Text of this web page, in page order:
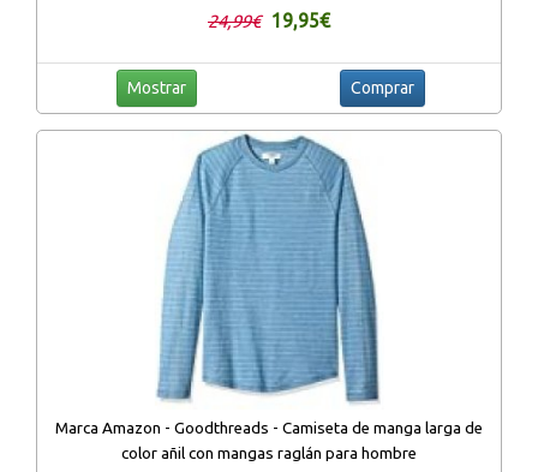
24,99€ 19,95€
Mostrar Comprar
Marca Amazon - Goodthreads - Camiseta de manga larga de
color añil con mangas raglán para hombre